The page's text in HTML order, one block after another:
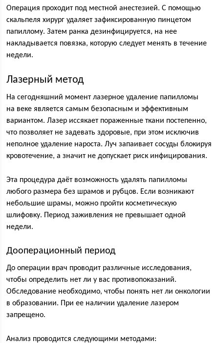
Операция проходит под местной анестезией. С помощью
скальпеля хирург удаляет зафиксированную пинцетом
папиллому. Затем ранка дезинфицируется, на нее
накладывается повязка, которую следует менять в течение
недели.
Лазерный метод
На сегодняшний момент лазерное удаление папилломы
на веке является самым безопасным и эффективным
вариантом. Лазер иссякает пораженные ткани постепенно,
что позволяет не задевать здоровые, при этом исключив
неполное удаление нароста. Луч запаивает сосуды блокируя
кровотечение, а значит не допускает риск инфицирования.
Эта процедура даёт возможность удалять папилломы
любого размера без шрамов и рубцов. Если возникают
небольшие шрамы, можно пройти косметическую
шлифовку. Период заживления не превышает одной
недели.
Дооперационный период
До операции врач проводит различные исследования,
чтобы определить нет ли у вас противопоказаний.
Обследование необходимо, чтобы понять нет ли онкологии
в образовании. При ее наличии удаление лазером
запрещено.
Анализ проводится следующими методами: